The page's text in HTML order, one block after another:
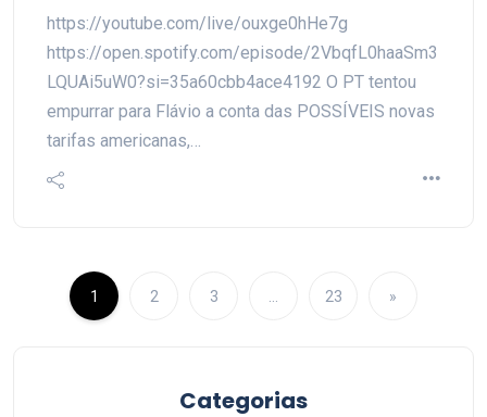
https://youtube.com/live/ouxge0hHe7g
https://open.spotify.com/episode/2VbqfL0haaSm3
LQUAi5uW0?si=35a60cbb4ace4192 O PT tentou
empurrar para Flávio a conta das POSSÍVEIS novas
tarifas americanas,…
1 2 3 23 »
Categorias